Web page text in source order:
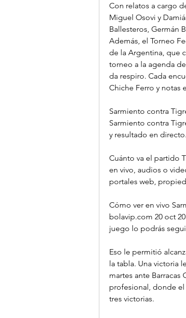
Con relatos a cargo
Miguel Osovi y
Ballesteros, Germán
Además, el Torneo
de la Argentina, que
torneo a la agenda
da respiro. Cada
Chiche Ferro y notas
Sarmiento contra
Sarmiento contra
y resultado en
Cuánto va el partido
en vivo, audios o
portales web,
Cómo ver en vivo
bolavip.com 20 oct
juego lo podrás
Eso le permitió
la tabla. Una victoria
martes ante
profesional, donde
tres victorias.